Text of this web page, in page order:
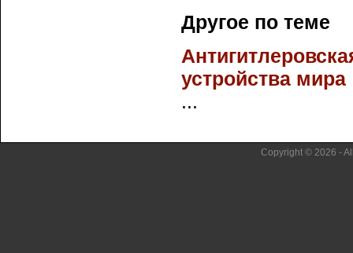
Другое по теме
устройства мира
...
Copyright © 2026 -